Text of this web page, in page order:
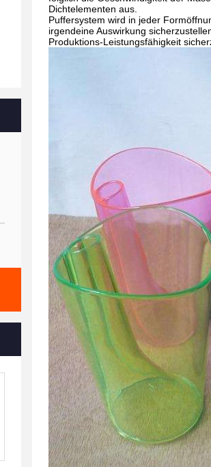
Dichtelementen aus.
Puffersystem wird in jeder
irgendeine Auswirkung
Produktions-Leistungsfähigkeit